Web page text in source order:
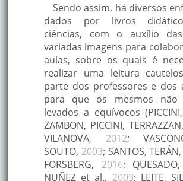
Sendo assim, há diversos
dados por livros
ciências, com o auxílio
variadas imagens para
aulas, sobre os quais é
realizar uma leitura
parte dos professores e dos
para que os mesmos não
levados a equívocos (PICCINI,
ZAMBON, PICCINI, TERRAZZAN,
VILANOVA, 2012;
SOUTO, 2003; SANTOS,
FORSBERG, 2016; QUESADO,
NUÑEZ et al., 2003; LEITE,